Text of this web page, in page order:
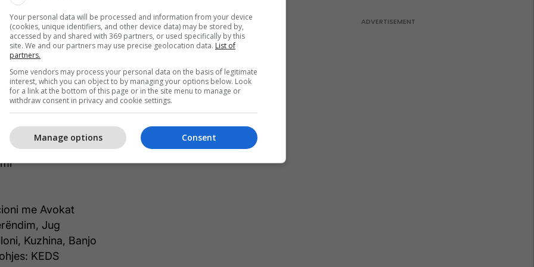
si dhe për ambientin më të qetë dhe
Në të njëjtën kohë, kjo zonë mbetet
së qytetit dhe shërbimeve kryesore, duke e
zgjedhje të përshtatshme si për banim ashtu
dhe informata të pronës:
me Avokat
Jug
Kuzhina, Banjo
KEDS
Your personal data will be processed and information from your device
(cookies, unique identifiers, and other device data) may be stored by,
accessed by and shared with 369 partners, or used specifically by this
site. We and our partners may use precise geolocation data. List of
partners.
Some vendors may process your personal data on the basis of legitimate
interest, which you can object to by managing your options below. Look
for a link at the bottom of this page or in the site menu to manage or
withdraw consent in privacy and cookie settings.
Consent
Manage options